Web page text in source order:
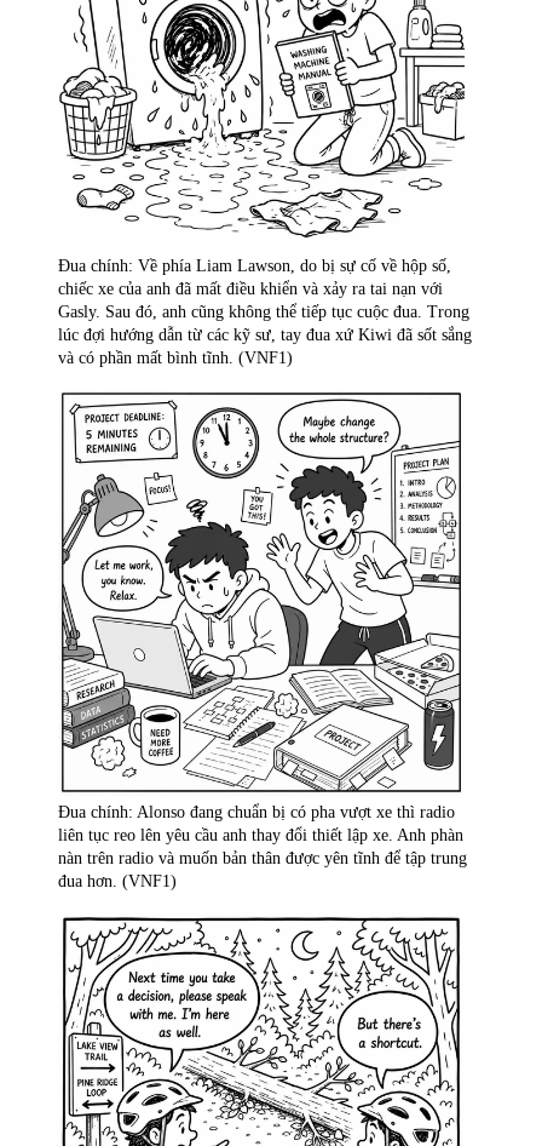
Đua chính: Về phía Liam Lawson, do bị sự cố về hộp số,
chiếc xe của anh đã mất điều khiển và xảy ra tai nạn với
Gasly. Sau đó, anh cũng không thể tiếp tục cuộc đua. Trong
lúc đợi hướng dẫn từ các kỹ sư, tay đua xứ Kiwi đã sốt sắng
và có phần mất bình tĩnh. (VNF1)
Đua chính: Alonso đang chuẩn bị có pha vượt xe thì radio
liên tục reo lên yêu cầu anh thay đổi thiết lập xe. Anh phàn
nàn trên radio và muốn bản thân được yên tĩnh để tập trung
đua hơn. (VNF1)